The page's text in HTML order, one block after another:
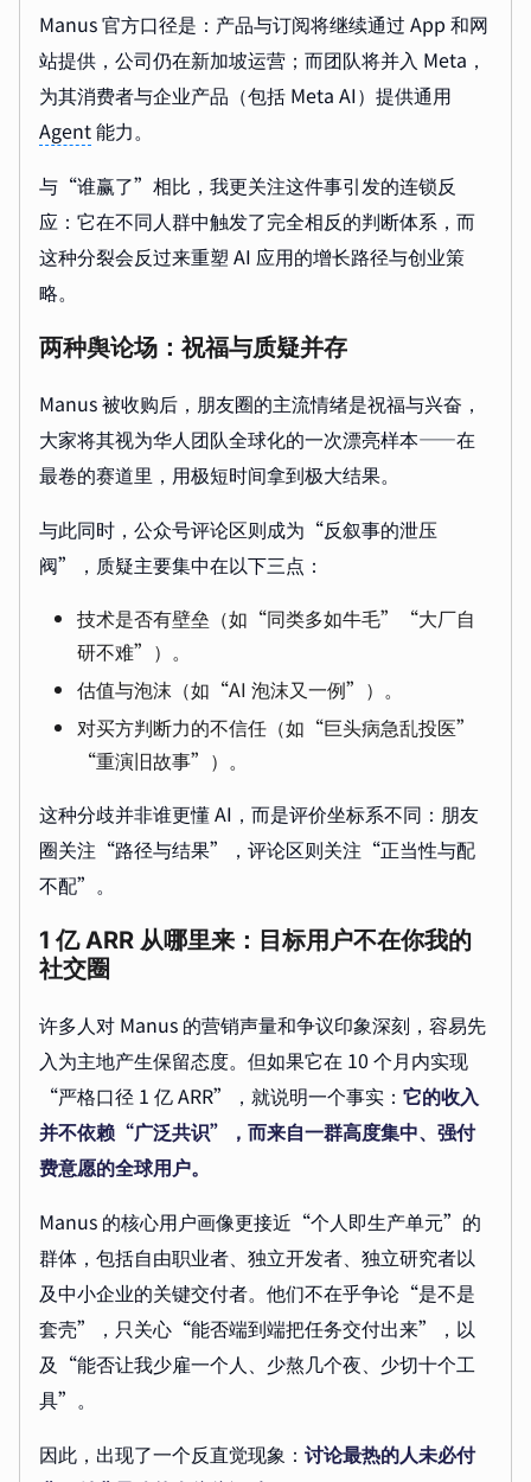
Manus 官方口径是：产品与订阅将继续通过 App 和网
站提供，公司仍在新加坡运营；而团队将并入 Meta，
为其消费者与企业产品（包括 Meta AI）提供通用
Agent能力。
与“谁赢了”相比，我更关注这件事引发的连锁反
应：它在不同人群中触发了完全相反的判断体系，而
这种分裂会反过来重塑 AI 应用的增长路径与创业策
略。
两种舆论场：祝福与质疑并存
Manus 被收购后，朋友圈的主流情绪是祝福与兴奋，
大家将其视为华人团队全球化的一次漂亮样本——在
最卷的赛道里，用极短时间拿到极大结果。
与此同时，公众号评论区则成为“反叙事的泄压
阀”，质疑主要集中在以下三点：
技术是否有壁垒（如“同类多如牛毛”“大厂自
研不难”）。
估值与泡沫（如“AI 泡沫又一例”）。
对买方判断力的不信任（如“巨头病急乱投医”
“重演旧故事”）。
这种分歧并非谁更懂 AI，而是评价坐标系不同：朋友
圈关注“路径与结果”，评论区则关注“正当性与配
不配”。
1 亿 ARR 从哪里来：目标用户不在你我的
社交圈
许多人对 Manus 的营销声量和争议印象深刻，容易先
入为主地产生保留态度。但如果它在 10 个月内实现
“严格口径 1 亿 ARR”，就说明一个事实： 它的收入
并不依赖“广泛共识”，而来自一群高度集中、强付
费意愿的全球用户。
Manus 的核心用户画像更接近“个人即生产单元”的
群体，包括自由职业者、独立开发者、独立研究者以
及中小企业的关键交付者。他们不在乎争论“是不是
套壳”，只关心“能否端到端把任务交付出来”，以
及“能否让我少雇一个人、少熬几个夜、少切十个工
具”。
因此，出现了一个反直觉现象： 讨论最热的人未必付